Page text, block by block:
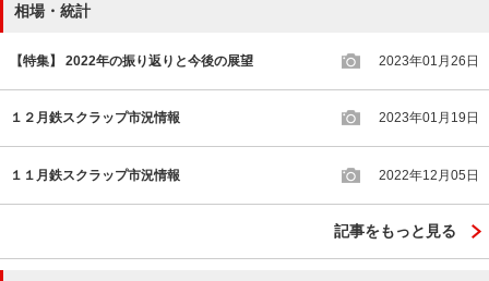
相場・統計
【特集】 2022年の振り返りと今後の展望 2023年01月26日
１２月鉄スクラップ市況情報 2023年01月19日
１１月鉄スクラップ市況情報 2022年12月05日
記事をもっと見る